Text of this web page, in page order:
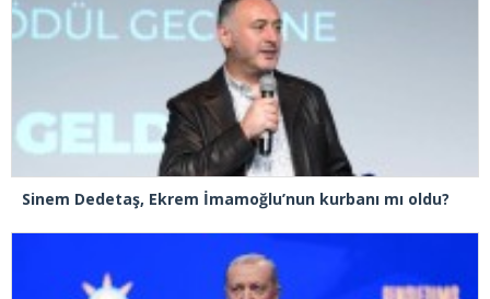
Sinem Dedetaş, Ekrem İmamoğlu’nun kurbanı mı oldu?